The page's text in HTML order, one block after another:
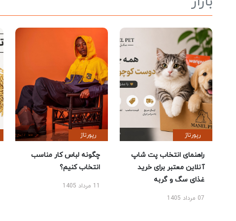
رپورتاژ
راهنمای انتخاب پت شاپ
آنلاین معتبر برای خرید
غذای سگ و گربه
07 مرداد 1405
رپورتاژ
چگونه لباس کار مناسب
انتخاب کنیم؟
11 مرداد 1405